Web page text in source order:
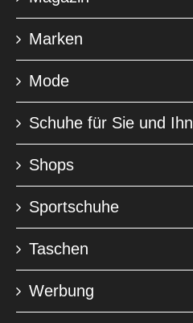
Marken
Mode
Schuhe für Sie und Ihn
Shops
Sportschuhe
Taschen
Werbung